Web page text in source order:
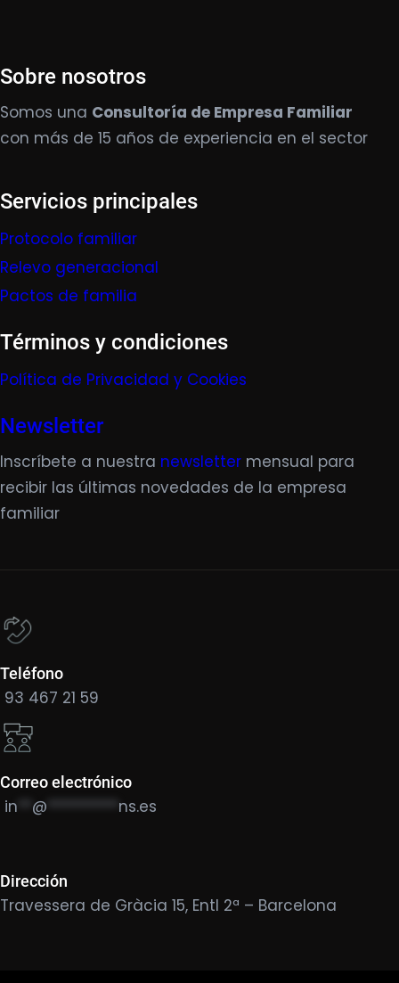
Sobre nosotros
Somos una Consultoría de Empresa Familiar
con más de 15 años de experiencia en el sector
Servicios principales
Protocolo familiar
Relevo generacional
Pactos de familia
Términos y condiciones
Política de Privacidad y Cookies
Newsletter
Inscríbete a nuestra newsletter mensual para
recibir las últimas novedades de la empresa
familiar
Teléfono
93 467 21 59
Correo electrónico
in @ ********** ns.es
Dirección
Travessera de Gràcia 15, Entl 2ª – Barcelona